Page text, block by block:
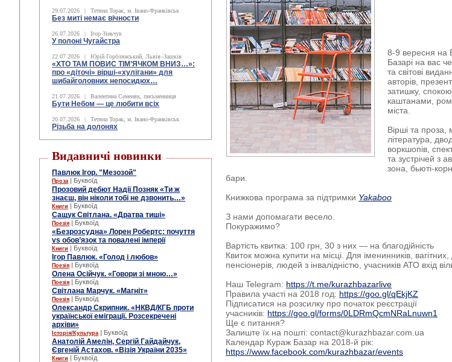
29.07.2026 | Тетяна Торак, м. Івано-Франківськ
Без миті немає вічности
26.07.2026 | Ігор Зіньчук
У полоні Чугайстра
22.07.2026 | Юрій Горблянський, Львів–Зашків
«ХТО ТАМ ПОВИС ТІМ’ЯЧКОМ ВНИЗ…»:
про «діточі» вірші-«хулігани» для
шибайголовних непосидюх…
21.07.2026 | Валентина Семеняк, письменниця
Бути Небом ― це любити всіх
20.07.2026 | Тетяна Торак, м. Івано-Франківськ
Різьба на долонях
Видавничі новинки
Павлюк Ігор. "Мезозой"
Проза | Буквоїд
Прозовий дебют Надії Позняк «Ти ж
знаєш, він ніколи тобі не дзвонить…»
Книги | Буквоїд
Сащук Світлана. «Дратва тиші»
Поезія | Буквоїд
«Безрозсудна» Лорен Робертс: почуття
vs обов’язок та повалені імперії
Книги | Буквоїд
Ігор Павлюк. «Голод і любов»
Поезія | Буквоїд
Олена Осійчук. «Говори зі мною…»
Поезія | Буквоїд
Світлана Марчук. «Магніт»
Поезія | Буквоїд
Олександр Скрипник. «НКВД/КГБ проти
української еміграції. Розсекречені
архіви»
Історія/Культура | Буквоїд
Анатолій Амелін, Сергій Гайдайчук,
Євгеній Астахов. «Візія України 2035»
Книги | Буквоїд
8-9 вересня на
Базарі на вас
та світові
авторів,
затишку,
каштанами,
міста.
Вірші та проза,
література,
воркшопів,
та зустрічей з
зона, бьюті-
бари.
Книжкова програма за підтримки Yakaboo
З нами допомагати весело.
Покуражимо?
Вартість квитка: 100 грн, 30 з них — на благодійність
Квиток можна купити на місці. Для іменинників, вагітних,
пенсіонерів, людей з інвалідністю, учасників АТО вхід
Наш Telegram: https://t.me/kurazhbazarlive
Правила участі на 2018 год: https://goo.gl/qEkjKZ
Підписатися на розсилку про початок реєстрації
учасників: https://goo.gl/forms/0LDRmQcmNRaLnuwn1
Ще є питання?
Залиште їх на пошті: contact@kurazhbazar.com.ua
Календар Кураж Базар на 2018-й рік:
https://www.facebook.com/kurazhbazar/events